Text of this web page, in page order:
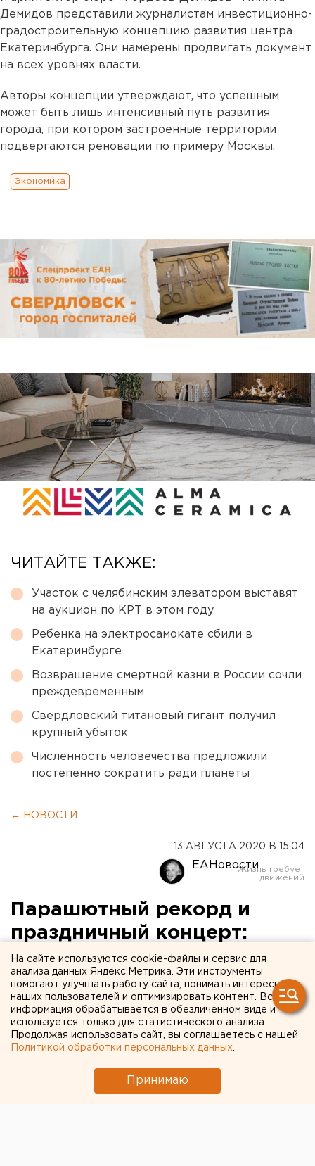
Демидов представили журналистам инвестиционно-
градостроительную концепцию развития центра
Екатеринбурга. Они намерены продвигать документ
на всех уровнях власти.
Авторы концепции утверждают, что успешным
может быть лишь интенсивный путь развития
города, при котором застроенные территории
подвергаются реновации по примеру Москвы.
Экономика
ЧИТАЙТЕ ТАКЖЕ:
Участок с челябинским элеватором выставят
на аукцион по КРТ в этом году
Ребенка на электросамокате сбили в
Екатеринбурге
Возвращение смертной казни в России сочли
преждевременным
Свердловский титановый гигант получил
крупный убыток
Численность человечества предложили
постепенно сократить ради планеты
← НОВОСТИ
13 АВГУСТА 2020 В 15:04
ЕАНовости
Парашютный рекорд и
праздничный концерт:
программа празднования
Дня ВВС в Верхней Пышме
На сайте используются cookie-файлы и сервис для
анализа данных Яндекс.Метрика. Эти инструменты
помогают улучшать работу сайта, понимать интересы
наших пользователей и оптимизировать контент. Вся
информация обрабатывается в обезличенном виде и
используется только для статистического анализа.
Продолжая использовать сайт, вы соглашаетесь с нашей
Политикой обработки персональных данных
Принимаю